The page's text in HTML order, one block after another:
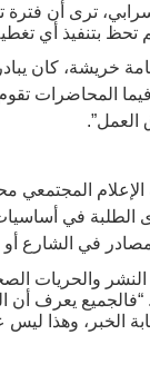
ترى أن
تحظ بتنفيذ أي
قسم الصحافة في
المحاضرات
الإعلام
في أساسيات
في الشارع
النشر والحريات
“فالجميع يعرف
الخبر، وهذا